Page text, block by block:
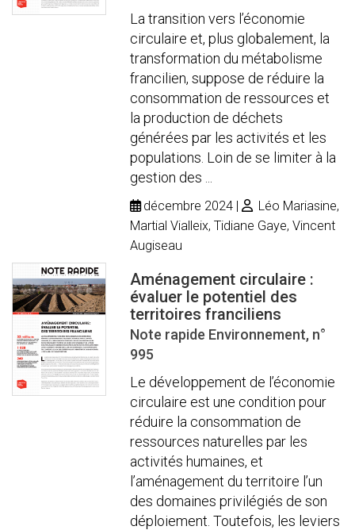
La transition vers l’économie
circulaire et, plus globalement, la
transformation du métabolisme
francilien, suppose de réduire la
consommation de ressources et
la production de déchets
générées par les activités et les
populations. Loin de se limiter à la
gestion des ...
décembre 2024
Léo Mariasine,
Martial Vialleix, Tidiane Gaye, Vincent
Augiseau
Aménagement circulaire :
évaluer le potentiel des
territoires franciliens
Note rapide Environnement, n°
995
Le développement de l’économie
circulaire est une condition pour
réduire la consommation de
ressources naturelles par les
activités humaines, et
l’aménagement du territoire l’un
des domaines privilégiés de son
déploiement. Toutefois, les leviers